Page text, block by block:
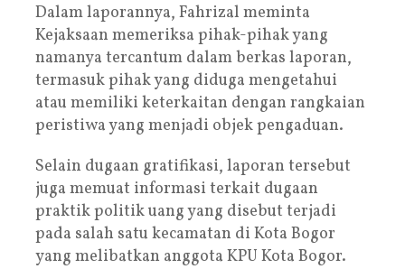
Dalam laporannya, Fahrizal meminta
Kejaksaan memeriksa pihak-pihak yang
namanya tercantum dalam berkas laporan,
termasuk pihak yang diduga mengetahui
atau memiliki keterkaitan dengan rangkaian
peristiwa yang menjadi objek pengaduan.
Selain dugaan gratifikasi, laporan tersebut
juga memuat informasi terkait dugaan
praktik politik uang yang disebut terjadi
pada salah satu kecamatan di Kota Bogor
yang melibatkan anggota KPU Kota Bogor.